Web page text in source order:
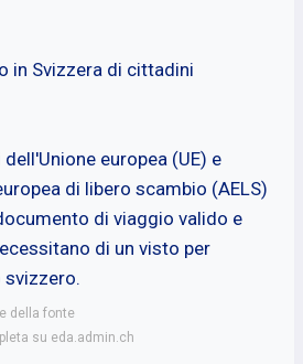
in Svizzera di cittadini
europea (UE) e
di libero scambio (AELS)
di viaggio valido e
di un visto per
della fonte
su eda.admin.ch